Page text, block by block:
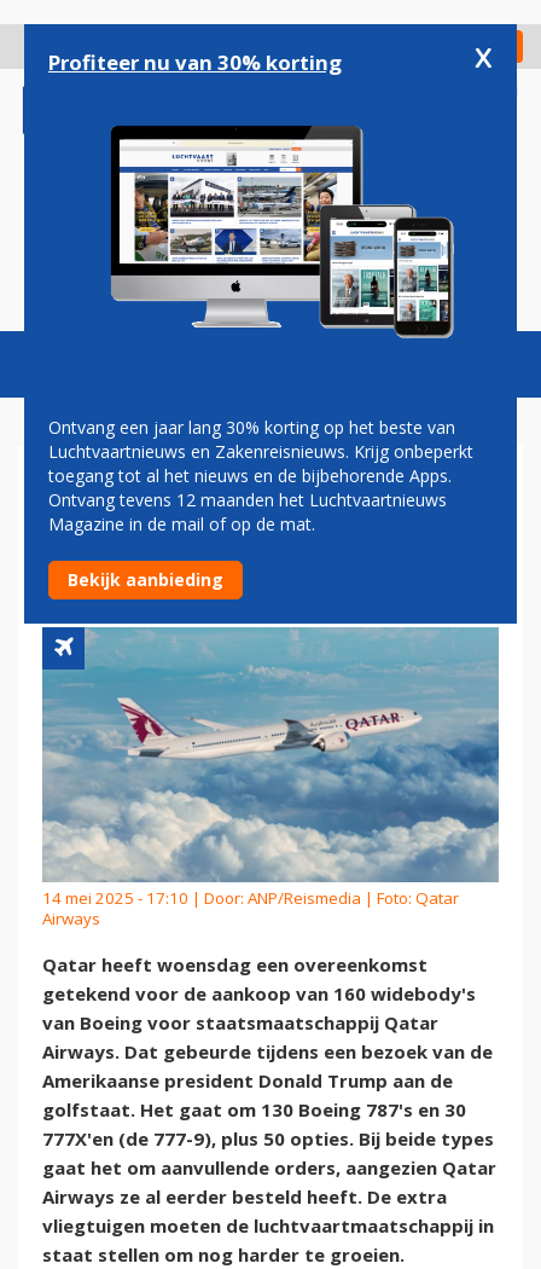
gaan
Check in
Magazine Podcasts Vacatures
QATAR BESTELT 160 BOEING
787'S EN 777X'EN BIJ
BEZOEK TRUMP
14 mei 2025 - 17:10 | Door: ANP/Reismedia | Foto: Qatar
Airways
Qatar heeft woensdag een overeenkomst
getekend voor de aankoop van 160 widebody's
van Boeing voor staatsmaatschappij Qatar
Airways. Dat gebeurde tijdens een bezoek van de
Amerikaanse president Donald Trump aan de
golfstaat. Het gaat om 130 Boeing 787's en 30
777X'en (de 777-9), plus 50 opties. Bij beide types
gaat het om aanvullende orders, aangezien Qatar
Airways ze al eerder besteld heeft. De extra
vliegtuigen moeten de luchtvaartmaatschappij in
staat stellen om nog harder te groeien.
Profiteer nu van 30% korting x
Ontvang een jaar lang 30% korting op het beste van
Luchtvaartnieuws en Zakenreisnieuws. Krijg onbeperkt
toegang tot al het nieuws en de bijbehorende Apps.
Ontvang tevens 12 maanden het Luchtvaartnieuws
Magazine in de mail of op de mat.
Bekijk aanbieding